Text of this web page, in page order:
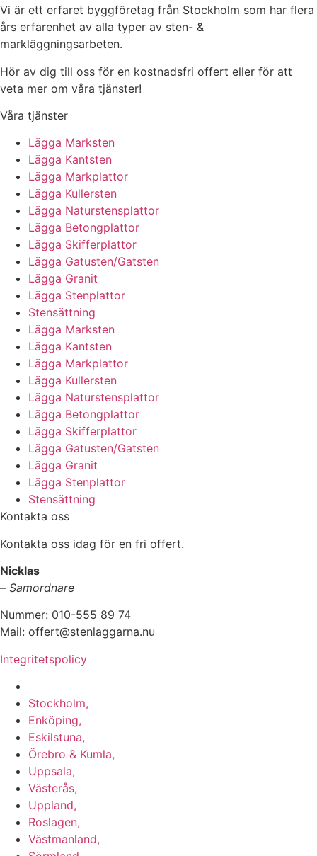
Vi är ett erfaret byggföretag från Stockholm som har flera
års erfarenhet av alla typer av sten- &
markläggningsarbeten.
Hör av dig till oss för en kostnadsfri offert eller för att
veta mer om våra tjänster!
Våra tjänster
Lägga Marksten
Lägga Kantsten
Lägga Markplattor
Lägga Kullersten
Lägga Naturstensplattor
Lägga Betongplattor
Lägga Skifferplattor
Lägga Gatusten/Gatsten
Lägga Granit
Lägga Stenplattor
Stensättning
Lägga Marksten
Lägga Kantsten
Lägga Markplattor
Lägga Kullersten
Lägga Naturstensplattor
Lägga Betongplattor
Lägga Skifferplattor
Lägga Gatusten/Gatsten
Lägga Granit
Lägga Stenplattor
Stensättning
Kontakta oss
Kontakta oss idag för en fri offert.
Nicklas
– Samordnare
Nummer: 010-555 89 74
Mail: offert@stenlaggarna.nu
Integritetspolicy
Stockholm,
Enköping,
Eskilstuna,
Örebro & Kumla,
Uppsala,
Västerås,
Uppland,
Roslagen,
Västmanland,